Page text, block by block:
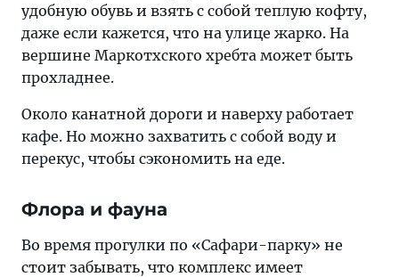
удобную обувь и взять с собой теплую кофту,
даже если кажется, что на улице жарко. На
вершине Маркотхского хребта может быть
прохладнее.
Около канатной дороги и наверху работает
кафе. Но можно захватить с собой воду и
перекус, чтобы сэкономить на еде.
Флора и фауна
Во время прогулки по «Сафари-парку» не
стоит забывать, что комплекс имеет